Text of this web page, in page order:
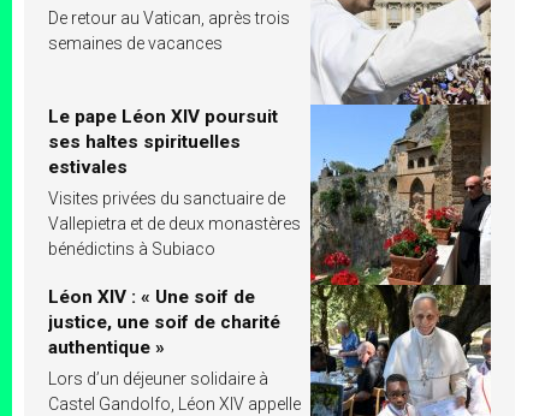
De retour au Vatican, après trois
semaines de vacances
Le pape Léon XIV poursuit
ses haltes spirituelles
estivales
Visites privées du sanctuaire de
Vallepietra et de deux monastères
bénédictins à Subiaco
Léon XIV : « Une soif de
justice, une soif de charité
authentique »
Lors d’un déjeuner solidaire à
Castel Gandolfo, Léon XIV appelle